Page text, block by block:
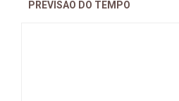
PREVISAO DO TEMPO